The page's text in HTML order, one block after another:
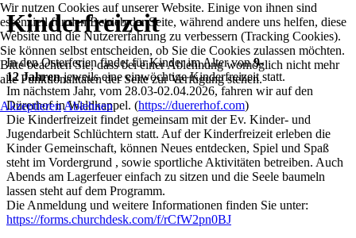
Kinderfreizeit
In den Osterferien findet für Kinder im Alter von9-
12 Jahrenjeweils eine einwöchtige Kinderfreizeit statt.
Im nächstem Jahr, vom 28.03-02.04.2026, fahren wir auf den
Dürerhof in Waldkappel. (https://duererhof.com)
Die Kinderfreizeit findet gemeinsam mit der Ev. Kinder- und
Jugendarbeit Schlüchtern statt. Auf der Kinderfreizeit erleben die
Kinder Gemeinschaft, können Neues entdecken, Spiel und Spaß
steht im Vordergrund , sowie sportliche Aktivitäten betreiben. Auch
Abends am Lagerfeuer einfach zu sitzen und die Seele baumeln
lassen steht auf dem Programm.
Die Anmeldung und weitere Informationen finden Sie unter:
https://forms.churchdesk.com/f/rCfW2pn0BJ
Wir nutzen Cookies auf unserer Website. Einige von ihnen sind
essenziell für den Betrieb der Seite, während andere uns helfen, diese
Website und die Nutzererfahrung zu verbessern (Tracking Cookies).
Sie können selbst entscheiden, ob Sie die Cookies zulassen möchten.
Bitte beachten Sie, dass bei einer Ablehnung womöglich nicht mehr
alle Funktionalitäten der Seite zur Verfügung stehen.
AkzeptierenAblehnen